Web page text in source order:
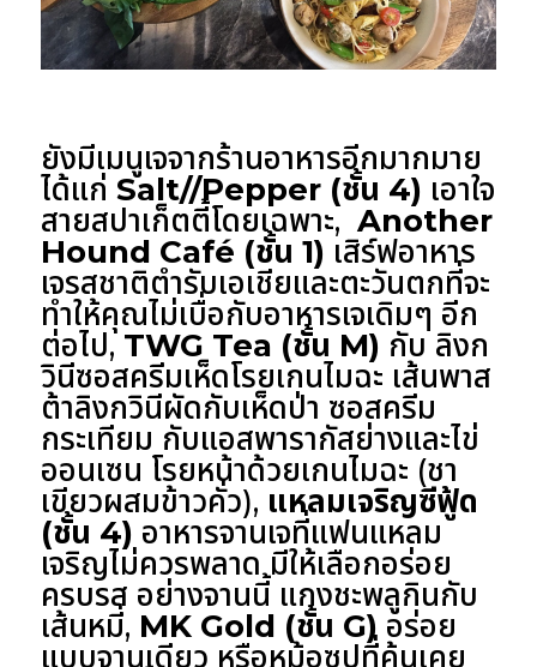
ยังมีเมนูเจจากร้านอาหารอีกมากมาย
ได้แก่ Salt//Pepper (ชั้น 4) เอาใจ
สายสปาเก็ตตี้โดยเฉพาะ, Another
Hound Café (ชั้น 1) เสิร์ฟอาหาร
เจรสชาติตำรับเอเชียและตะวันตกที่จะ
ทำให้คุณไม่เบื่อกับอาหารเจเดิมๆ อีก
ต่อไป,TWG Tea (ชั้น M) กับ ลิงก
วินีซอสครีมเห็ดโรยเกนไมฉะ เส้นพาส
ต้าลิงกวินีผัดกับเห็ดป่า ซอสครีม
กระเทียม กับแอสพารากัสย่างและไข่
ออนเซน โรยหน้าด้วยเกนไมฉะ (ชา
เขียวผสมข้าวคั่ว), แหลมเจริญซีฟู้ด
(ชั้น 4) อาหารจานเจที่แฟนแหลม
เจริญไม่ควรพลาด มีให้เลือกอร่อย
ครบรส อย่างจานนี้ แกงชะพลูกินกับ
เส้นหมี่, MK Gold (ชั้น G)อร่อย
แบบจานเดียว หรือหม้อซุปที่คุ้นเคย